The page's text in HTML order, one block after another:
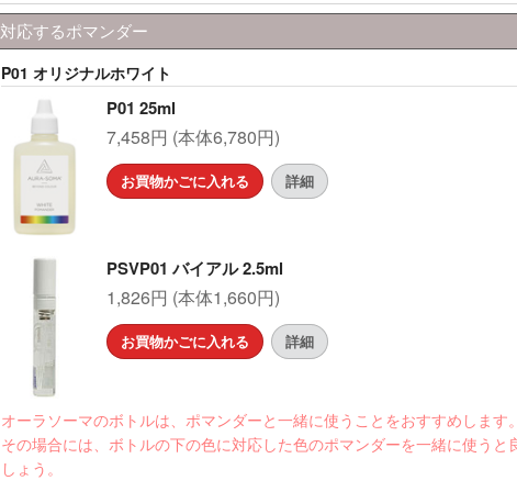
対応するポマンダー
P01 オリジナルホワイト
P01 25ml
7,458円 (本体6,780円)
お買物かごに入れる 詳細
PSVP01 バイアル 2.5ml
1,826円 (本体1,660円)
お買物かごに入れる 詳細
オーラソーマのボトルは、ポマンダーと一緒に使うことをおすすめします。
その場合には、ボトルの下の色に対応した色のポマンダーを一緒に使うと
しょう。